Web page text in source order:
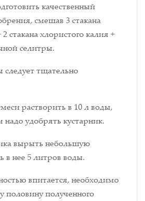
качественный
смешав 3 стакана
стакана хлористого калия +
селитры.
тщательно
растворить в 10 л воды,
удобрять кустарник.
вырыть небольшую
в нее 5 литров воды.
впитается, необходимо
половину полученного